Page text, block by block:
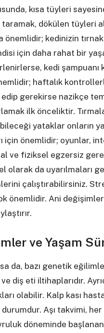
kısa tüyleri
dökülen tüyleri
önemlidir; kedinizin
için daha rahat bir
kedi şampuanı
haftalık
edip gerekirse nazikçe
ilk önceliktir.
yataklar onların
için önemlidir; oyunlar,
ve fiziksel egzersiz
olarak da uyarılmaları
çalıştırabilirsiniz.
önemlidir. Ani
ve Yaşam
da, bazı genetik
diş eti iltihaplarıdır.
olabilir. Kalp kası
Aşı takvimi,
döneminde